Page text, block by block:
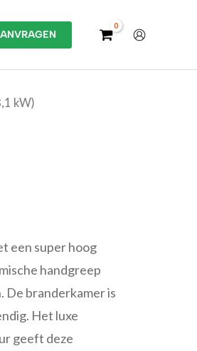
kW)
een super hoog
handgreep
De branderkamer is
Het luxe
geeft deze